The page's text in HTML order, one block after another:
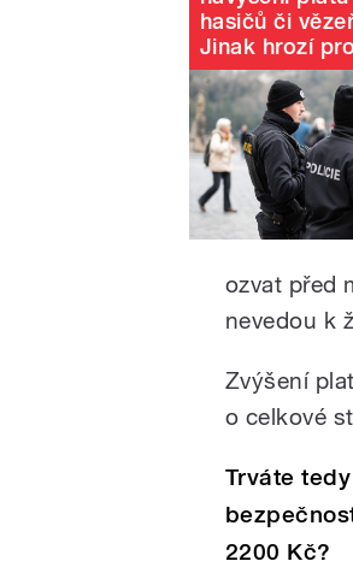
hasičů či
Jinak hrozí
ozvat před
nevedou k
Zvýšení
o celkové
Trváte
2200 Kč?